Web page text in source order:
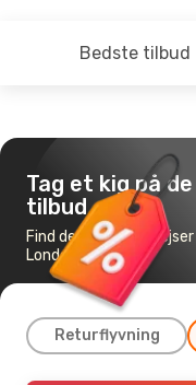
Bedste tilbud
Tag et kig på
tilbud
Find de billigste
London
Returflyvning